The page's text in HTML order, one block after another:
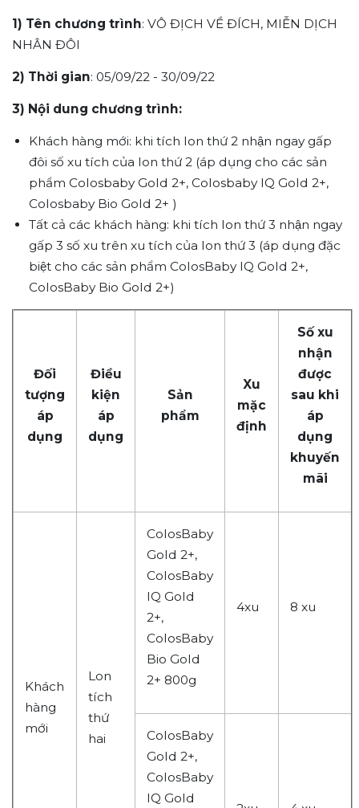
1) Tên chương trình: VÔ ĐỊCH VỀ ĐÍCH, MIỄN DỊCH
NHÂN ĐÔI
2) Thời gian: 05/09/22 - 30/09/22
3) Nội dung chương trình:
Khách hàng mới: khi tích lon thứ 2 nhận ngay gấp
đôi số xu tích của lon thứ 2 (áp dụng cho các sản
phẩm Colosbaby Gold 2+, Colosbaby IQ Gold 2+,
Colosbaby Bio Gold 2+ )
Tất cả các khách hàng: khi tích lon thứ 3 nhận ngay
gấp 3 số xu trên xu tích của lon thứ 3 (áp dụng đặc
biệt cho các sản phẩm ColosBaby IQ Gold 2+,
ColosBaby Bio Gold 2+)
Đối
tượng
áp
dụng
Điều
kiện
áp
dụng
Sản
phẩm
Xu
mặc
định
Số xu
nhận
được
sau khi
áp
dụng
khuyến
mãi
Khách
hàng
mới
Lon
tích
thứ
hai
ColosBaby
Gold 2+,
ColosBaby
IQ Gold
2+,
ColosBaby
Bio Gold
2+ 800g
4xu 8 xu
ColosBaby
Gold 2+,
ColosBaby
IQ Gold